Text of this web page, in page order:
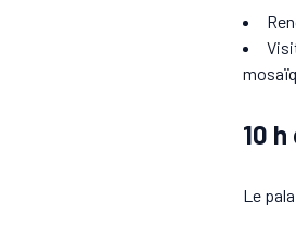
10
Le